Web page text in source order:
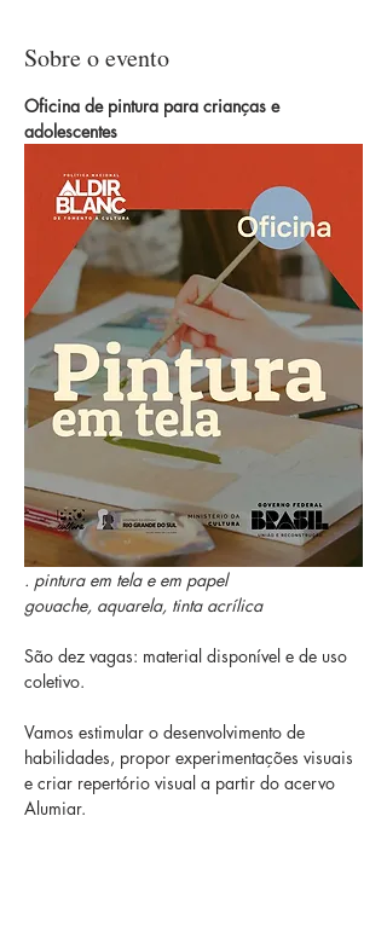
Sobre o evento
Oficina de pintura para crianças e
adolescentes
. pintura em tela e em papel
gouache, aquarela, tinta acrílica
São dez vagas: material disponível e de uso
coletivo.
Vamos estimular o desenvolvimento de
habilidades, propor experimentações visuais
e criar repertório visual a partir do acervo
Alumiar.